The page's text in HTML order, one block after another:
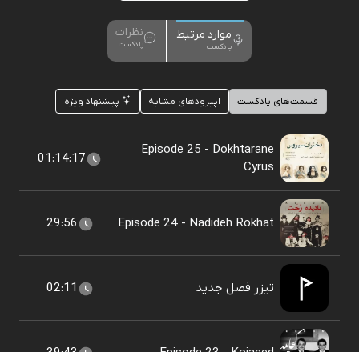
موارد مرتبط
پادکست
نظرات
پادکست
قسمت‌های پادکست اپیزودهای مشابه پیشنهاد ویژه
Episode 25 - Dokhtarane
Cyrus
01:14:17
Episode 24 - Nadideh Rokhat
29:56
تیزر فصل جدید 02:11